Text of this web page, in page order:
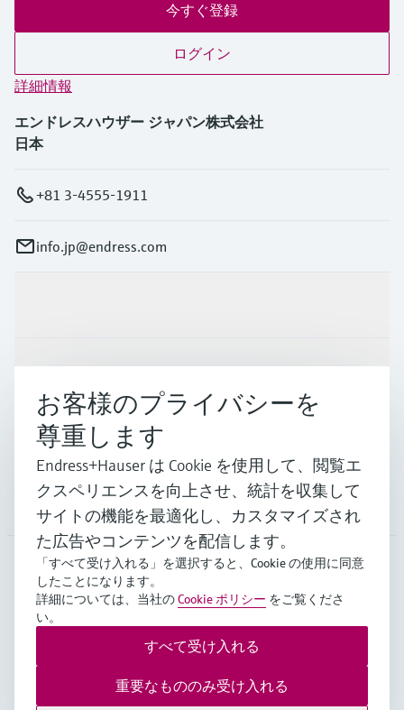
今すぐ登録
ログイン
詳細情報
エンドレスハウザー ジャパン株式会社
日本
+81 3-4555-1911
info.jp@endress.com
インダストリー
サポート
会社情報
JPN •日本語
Copyright © Endress+Hauser Group Services AG
ご利用規約データ保護
販売基本条件/個人情報保護等
お客様のプライバシーを
尊重します
Endress+Hauser は Cookie を使用して、閲覧エ
クスペリエンスを向上させ、統計を収集して
サイトの機能を最適化し、カスタマイズされ
た広告やコンテンツを配信します。
「すべて受け入れる」を選択すると、Cookie の使用に同意
したことになります。
詳細については、当社のCookie ポリシー をご覧くださ
い。
重要なもののみ受け入れる
すべて受け入れる